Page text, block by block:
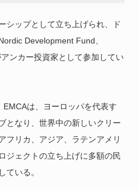
シップとして立ち上げられ、ド
Development Fund、
ンカー投資家として参加してい
は、ヨーロッパを代表す
となり、世界中の新しいクリー
フリカ、アジア、ラテンアメリ
ジェクトの立ち上げに多額の民
ている。